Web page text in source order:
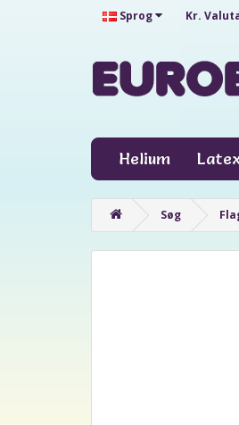
Sprog Kr.
Helium
Søg